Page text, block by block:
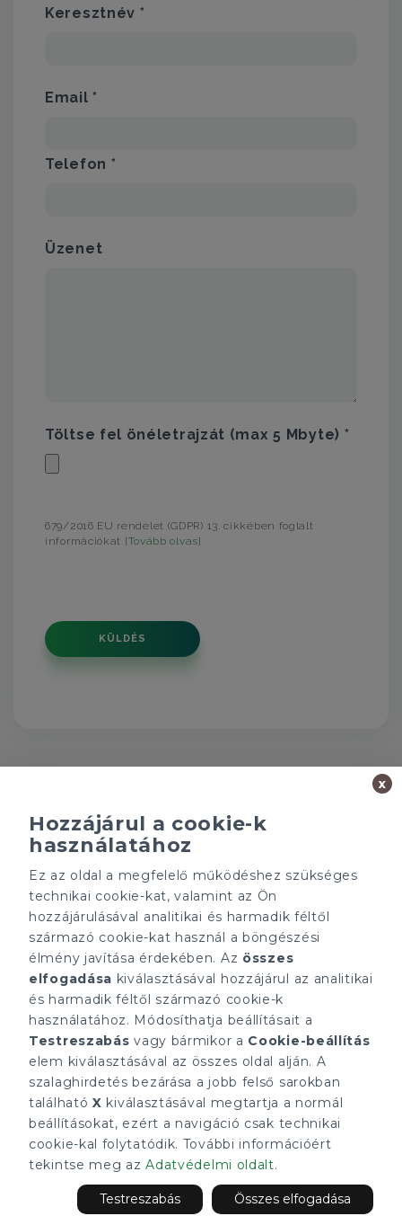
Keresztnév *
Email *
Telefon *
Üzenet
Töltse fel önéletrajzát (max 5 Mbyte) *
679/2016 EU rendelet (GDPR) 13. cikkében foglalt
információkat [Tovább olvas]
KÜLDÉS
Minden ügynökségnek saját tulajdonosa van és önállóan
működik.
ÁRFOLYAM 07/08/2026
EUR 366.4 HUF
CÉGÜNK
Gruppo T.F.M. Szolgáltató
Zrt.
Rólunk
A Tecnocasa csoport
ELÉRHETŐSÉGEINK
tecnocasa.hu
Gruppo T.F.M. Szolgáltató
Zrt.
1068 Budapest, Király
utca 102
info@tecnocasa.hu
Budapest, Király utca 102.. Minden ügynökségnek saját
tulajdonosa van és önállóan működik.
Hozzájárul a cookie-k
használatához
Ez az oldal a megfelelő működéshez szükséges
technikai cookie-kat, valamint az Ön
hozzájárulásával analitikai és harmadik féltől
származó cookie-kat használ a böngészési
élmény javítása érdekében. Az összes
elfogadása kiválasztásával hozzájárul az analitikai
és harmadik féltől származó cookie-k
használatához. Módosíthatja beállításait a
Testreszabás vagy bármikor a Cookie-beállítás
elem kiválasztásával az összes oldal alján. A
szalaghirdetés bezárása a jobb felső sarokban
található X kiválasztásával megtartja a normál
beállításokat, ezért a navigáció csak technikai
cookie-kal folytatódik. További információért
tekintse meg azAdatvédelmi oldalt.
x
Összes elfogadása
Testreszabás